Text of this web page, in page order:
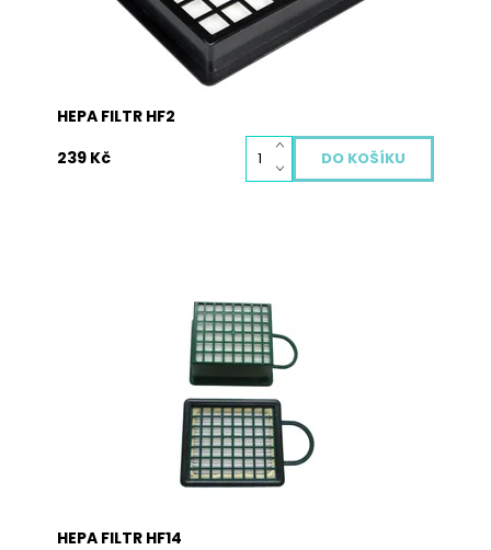
Dostupnost:
Skladem
2010
HEPA FILTR HF2
239 Kč
Hepa filtr je nedílnou součástí každého dobrého
vysavače. Zachycuje i ty nejjemnější prachové
částice a alergeny, které rozhodně do vašeho
domu nepatří. Hepa filtr je potřeba pravidelně
měnit, aby chránil vaše zdraví i životnost vašeho
vysavače. Vyměněný...
Skladem
2027
HEPA FILTR HF14